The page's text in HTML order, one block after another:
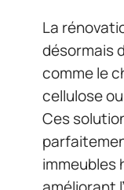
La
désormais
comme le
cellulose
Ces
immeubles